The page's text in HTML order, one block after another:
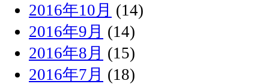
2016年10月 (14)
2016年9月 (14)
2016年8月 (15)
2016年7月 (18)